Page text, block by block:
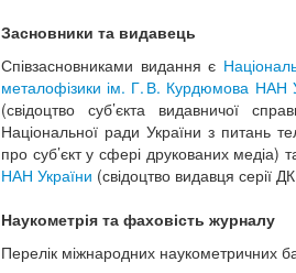
Засновники та видавець
Співзасновниками видання є
металофізики ім. Г. В. Курдюмова НАН
(свідоцтво суб’єкта видавничої
Національної ради України з питань
про суб’єкт у сфері друкованих медіа)
НАН України (свідоцтво видавця серії
Наукометрія та фаховість журналу
Перелік міжнародних наукометричних